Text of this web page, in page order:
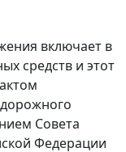
включает в
средств и этот
Совета
Федерации